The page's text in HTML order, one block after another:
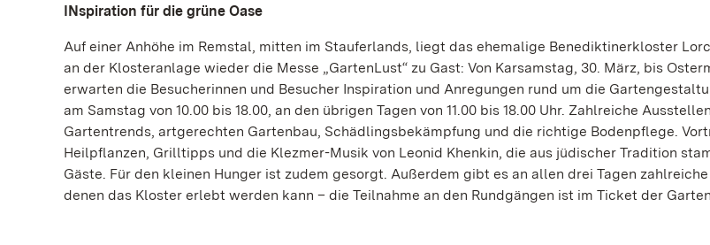
INspiration für die grüne Oase
Auf einer Anhöhe im Remstal, mitten im Stauferlands, liegt das ehemalige Benediktinerkloster
an der Klosteranlage wieder die Messe „GartenLust“ zu Gast: Von Karsamstag, 30. März, bis
erwarten die Besucherinnen und Besucher Inspiration und Anregungen rund um die
am Samstag von 10.00 bis 18.00, an den übrigen Tagen von 11.00 bis 18.00 Uhr. Zahlreiche
Gartentrends, artgerechten Gartenbau, Schädlingsbekämpfung und die richtige Bodenpflege.
Heilpflanzen, Grilltipps und die Klezmer-Musik von Leonid Khenkin, die aus jüdischer Tradition
Gäste. Für den kleinen Hunger ist zudem gesorgt. Außerdem gibt es an allen drei Tagen
denen das Kloster erlebt werden kann – die Teilnahme an den Rundgängen ist im Ticket der